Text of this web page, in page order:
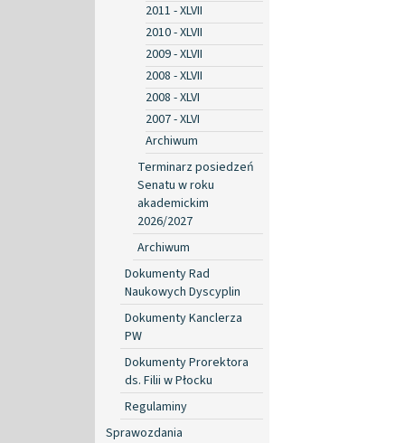
2011 - XLVII
2010 - XLVII
2009 - XLVII
2008 - XLVII
2008 - XLVI
2007 - XLVI
Archiwum
Terminarz posiedzeń
Senatu w roku
akademickim
2026/2027
Archiwum
Dokumenty Rad
Naukowych Dyscyplin
Dokumenty Kanclerza
PW
Dokumenty Prorektora
ds. Filii w Płocku
Regulaminy
Sprawozdania